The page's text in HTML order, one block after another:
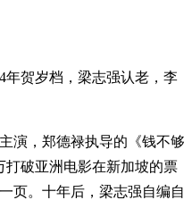
年贺岁档，梁志强认老，李
演，郑德禄执导的《钱不够
打破亚洲电影在新加坡的票
页。十年后，梁志强自编自